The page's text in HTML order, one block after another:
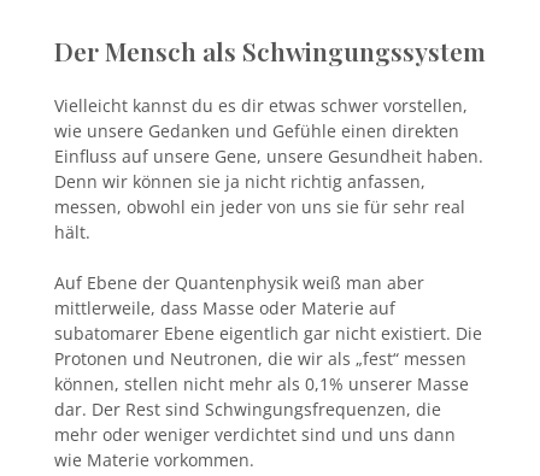
Der Mensch als Schwingungssystem
Vielleicht kannst du es dir etwas schwer vorstellen,
wie unsere Gedanken und Gefühle einen direkten
Einfluss auf unsere Gene, unsere Gesundheit haben.
Denn wir können sie ja nicht richtig anfassen,
messen, obwohl ein jeder von uns sie für sehr real
hält.
Auf Ebene der Quantenphysik weiß man aber
mittlerweile, dass Masse oder Materie auf
subatomarer Ebene eigentlich gar nicht existiert. Die
Protonen und Neutronen, die wir als „fest“ messen
können, stellen nicht mehr als 0,1% unserer Masse
dar. Der Rest sind Schwingungsfrequenzen, die
mehr oder weniger verdichtet sind und uns dann
wie Materie vorkommen.